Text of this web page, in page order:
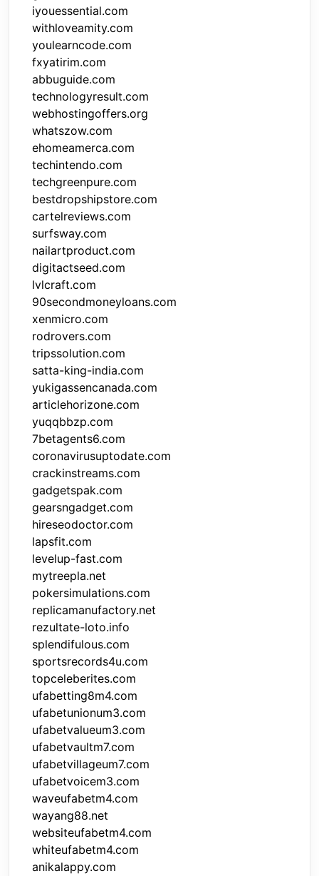
iyouessential.com
withloveamity.com
youlearncode.com
fxyatirim.com
abbuguide.com
technologyresult.com
webhostingoffers.org
whatszow.com
ehomeamerca.com
techintendo.com
techgreenpure.com
bestdropshipstore.com
cartelreviews.com
surfsway.com
nailartproduct.com
digitactseed.com
lvlcraft.com
90secondmoneyloans.com
xenmicro.com
rodrovers.com
tripssolution.com
satta-king-india.com
yukigassencanada.com
articlehorizone.com
yuqqbbzp.com
7betagents6.com
coronavirusuptodate.com
crackinstreams.com
gadgetspak.com
gearsngadget.com
hireseodoctor.com
lapsfit.com
levelup-fast.com
mytreepla.net
pokersimulations.com
replicamanufactory.net
rezultate-loto.info
splendifulous.com
sportsrecords4u.com
topceleberites.com
ufabetting8m4.com
ufabetunionum3.com
ufabetvalueum3.com
ufabetvaultm7.com
ufabetvillageum7.com
ufabetvoicem3.com
waveufabetm4.com
wayang88.net
websiteufabetm4.com
whiteufabetm4.com
anikalappy.com